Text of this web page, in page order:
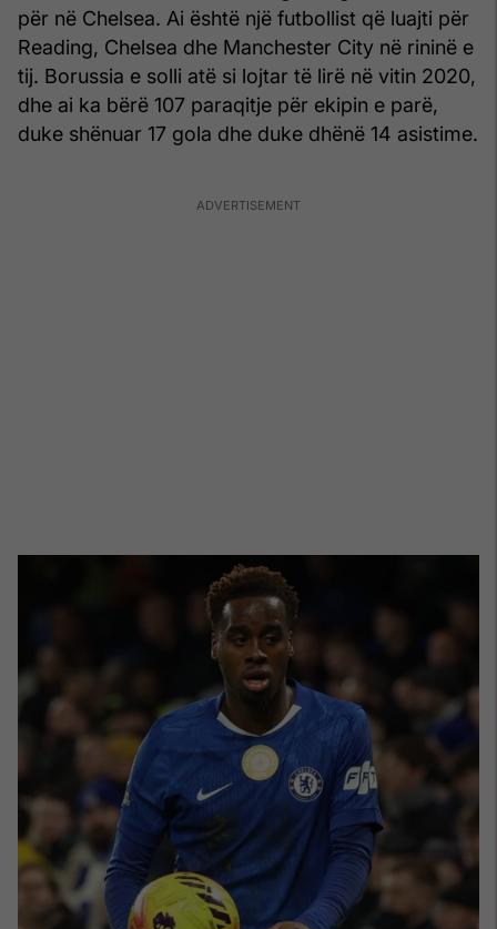
për në Chelsea. Ai është një futbollist që luajti për
Reading, Chelsea dhe Manchester City në rininë e
tij. Borussia e solli atë si lojtar të lirë në vitin 2020,
dhe ai ka bërë 107 paraqitje për ekipin e parë,
duke shënuar 17 gola dhe duke dhënë 14 asistime.